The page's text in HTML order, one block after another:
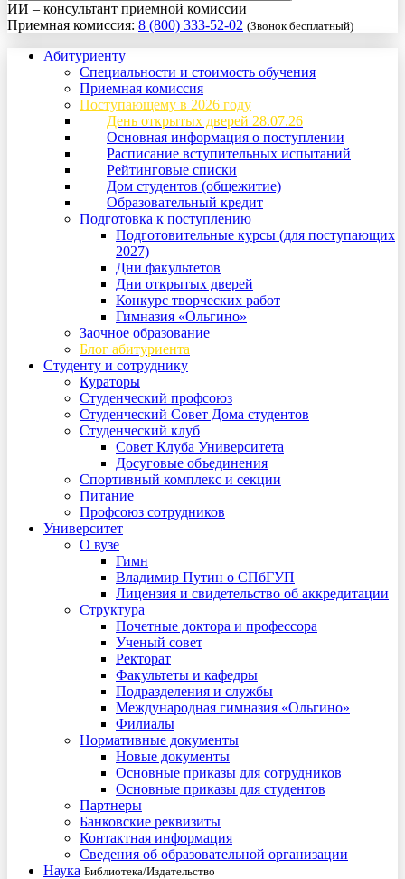
ИИ – консультант приемной комиссии
Приемная комиссия: 8 (800) 333-52-02 (Звонок бесплатный)
Абитуриенту
Специальности и стоимость обучения
Приемная комиссия
Поступающему в 2026 году
День открытых дверей 28.07.26
Основная информация о поступлении
Расписание вступительных испытаний
Рейтинговые списки
Дом студентов (общежитие)
Образовательный кредит
Подготовка к поступлению
Подготовительные курсы (для поступающих
2027)
Дни факультетов
Дни открытых дверей
Конкурс творческих работ
Гимназия «Ольгино»
Заочное образование
Блог абитуриента
Студенту и сотруднику
Кураторы
Студенческий профсоюз
Студенческий Совет Дома студентов
Студенческий клуб
Совет Клуба Университета
Досуговые объединения
Спортивный комплекс и секции
Питание
Профсоюз сотрудников
Университет
О вузе
Гимн
Владимир Путин о СПбГУП
Лицензия и свидетельство об аккредитации
Структура
Почетные доктора и профессора
Ученый совет
Ректорат
Факультеты и кафедры
Подразделения и службы
Международная гимназия «Ольгино»
Филиалы
Нормативные документы
Новые документы
Основные приказы для сотрудников
Основные приказы для студентов
Партнеры
Банковские реквизиты
Контактная информация
Сведения об образовательной организации
Наука Библиотека/Издательство